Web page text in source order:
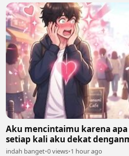
Aku mencintaimu karena
setiap kali aku dekat
indah banget•0 views•1 hour ago